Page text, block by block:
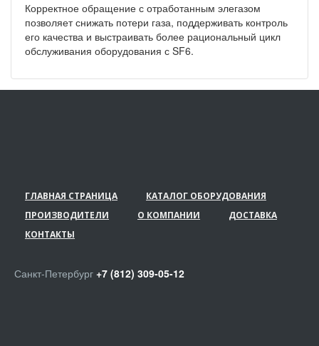
Корректное обращение с отработанным элегазом
позволяет снижать потери газа, поддерживать контроль
его качества и выстраивать более рациональный цикл
обслуживания оборудования с SF6.
ГЛАВНАЯ СТРАНИЦА
КАТАЛОГ ОБОРУДОВАНИЯ
ПРОИЗВОДИТЕЛИ
О КОМПАНИИ
ДОСТАВКА
КОНТАКТЫ
Санкт-Петербург +7 (812) 309-05-12